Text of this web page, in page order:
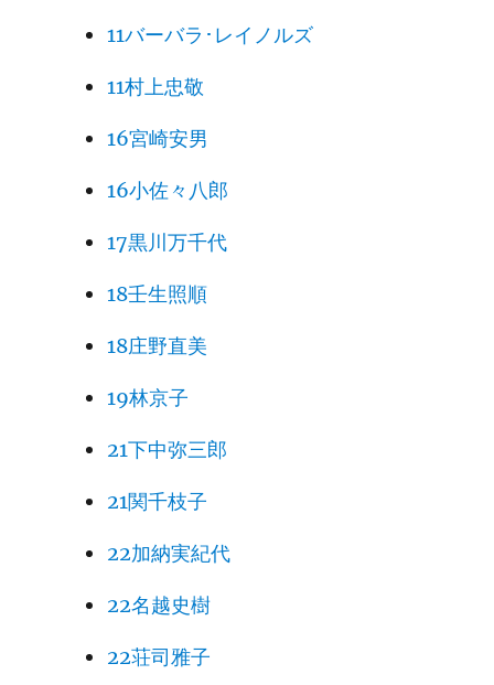
11バーバラ･レイノルズ
11村上忠敬
16宮崎安男
16小佐々八郎
17黒川万千代
18壬生照順
18庄野直美
19林京子
21下中弥三郎
21関千枝子
22加納実紀代
22名越史樹
22荘司雅子